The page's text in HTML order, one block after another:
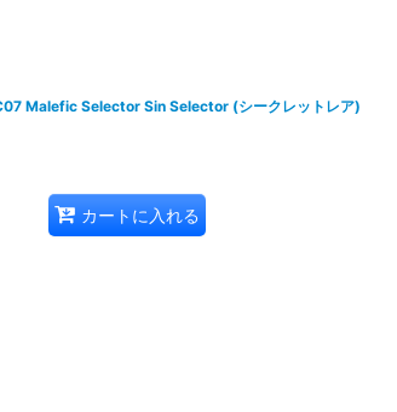
Malefic Selector Sin Selector (シークレットレア)
カートに入れる